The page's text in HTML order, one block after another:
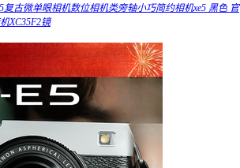
复古微单眼相机数位相机类旁轴小巧简约相机xe5 黑色 官
XC35F2镜